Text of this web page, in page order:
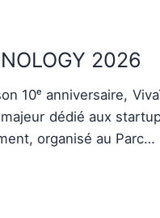
2026
10ᵉ anniversaire,
dédié aux
organisé au Parc…